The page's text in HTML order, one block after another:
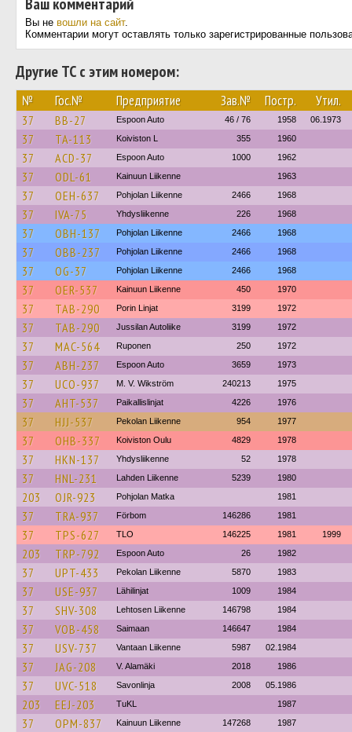
Вы не вошли на сайт.
Комментарии могут оставлять только зарегистрированные
Другие ТС с этим номером:
№ Гос.№ Предприятие Зав.№ Постр. Утил.
37 BB-27 Espoon Auto 46 / 76 1958 06.1973
37 TA-113 Koiviston L 355 1960
37 ACD-37 Espoon Auto 1000 1962
37 ODL-61 Kainuun Liikenne 1963
37 OEH-637 Pohjolan Liikenne 2466 1968
37 IVA-75 Yhdysliikenne 226 1968
37 OBH-137 Pohjolan Liikenne 2466 1968
37 OBB-237 Pohjolan Liikenne 2466 1968
37 OG-37 Pohjolan Liikenne 2466 1968
37 OER-537 Kainuun Liikenne 450 1970
37 TAB-290 Porin Linjat 3199 1972
37 TAB-290 Jussilan Autoliike 3199 1972
37 MAC-564 Ruponen 250 1972
37 ABH-237 Espoon Auto 3659 1973
37 UCO-937 M. V. Wikström 240213 1975
37 AHT-537 Paikallislinjat 4226 1976
37 HJJ-537 Pekolan Liikenne 954 1977
37 OHB-337 Koiviston Oulu 4829 1978
37 HKN-137 Yhdysliikenne 52 1978
37 HNL-231 Lahden Liikenne 5239 1980
203 OJR-923 Pohjolan Matka 1981
37 TRA-937 Förbom 146286 1981
37 TPS-627 TLO 146225 1981 1999
203 TRP-792 Espoon Auto 26 1982
37 UPT-433 Pekolan Liikenne 5870 1983
37 USE-937 Lähilinjat 1009 1984
37 SHV-308 Lehtosen Liikenne 146798 1984
37 VOB-458 Saimaan 146647 1984
37 USV-737 Vantaan Liikenne 5987 02.1984
37 JAG-208 V. Alamäki 2018 1986
37 UVC-518 Savonlinja 2008 05.1986
203 EEJ-203 TuKL 1987
37 OPM-837 Kainuun Liikenne 147268 1987